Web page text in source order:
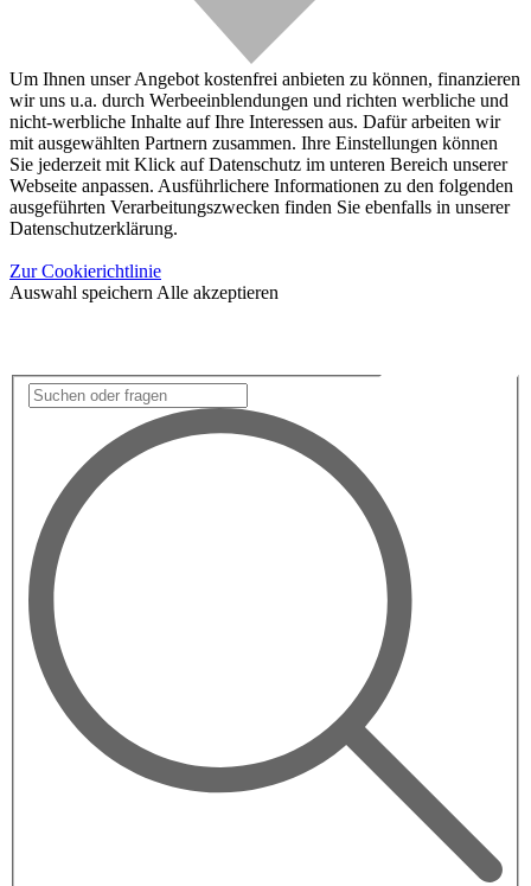
Um Ihnen unser Angebot kostenfrei anbieten zu können, finanzieren
wir uns u.a. durch Werbeeinblendungen und richten werbliche und
nicht-werbliche Inhalte auf Ihre Interessen aus. Dafür arbeiten wir
mit ausgewählten Partnern zusammen. Ihre Einstellungen können
Sie jederzeit mit Klick auf Datenschutz im unteren Bereich unserer
Webseite anpassen. Ausführlichere Informationen zu den folgenden
ausgeführten Verarbeitungszwecken finden Sie ebenfalls in unserer
Datenschutzerklärung.
Zur Cookierichtlinie
Auswahl speichern Alle akzeptieren